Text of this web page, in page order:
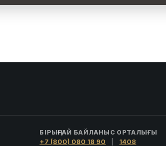
БІРЫҢҒАЙ БАЙЛАНЫС ОРТАЛЫҒЫ
+7 (800) 080 18 90 1408